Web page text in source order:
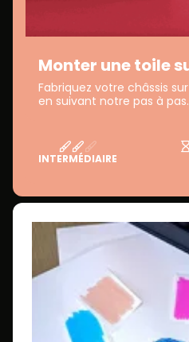
Monter une toile
Fabriquez votre châssis
en suivant notre pas à pas.
INTERMÉDIAIRE